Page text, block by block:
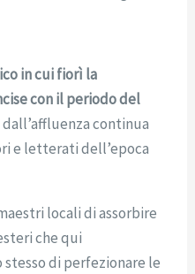
in cui fiorì la
con il periodo del
continua
e letterati dell’epoca
locali di assorbire
che qui
di perfezionare le